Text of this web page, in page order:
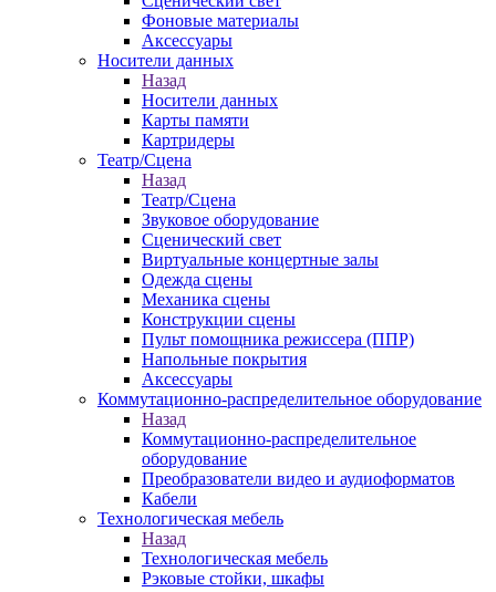
Фоновые материалы
Аксессуары
Носители данных
Назад
Носители данных
Карты памяти
Картридеры
Театр/Сцена
Назад
Театр/Сцена
Звуковое оборудование
Сценический свет
Виртуальные концертные залы
Одежда сцены
Механика сцены
Конструкции сцены
Пульт помощника режиссера (ППР)
Напольные покрытия
Аксессуары
Коммутационно-распределительное оборудование
Назад
Коммутационно-распределительное
оборудование
Преобразователи видео и аудиоформатов
Кабели
Технологическая мебель
Назад
Технологическая мебель
Рэковые стойки, шкафы